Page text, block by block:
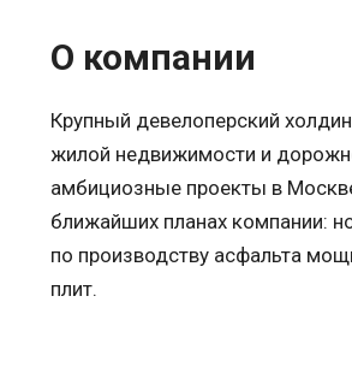
О компании
Крупный девелоперский
жилой недвижимости и
амбициозные проекты в
ближайших планах компании:
по производству асфальта
плит.